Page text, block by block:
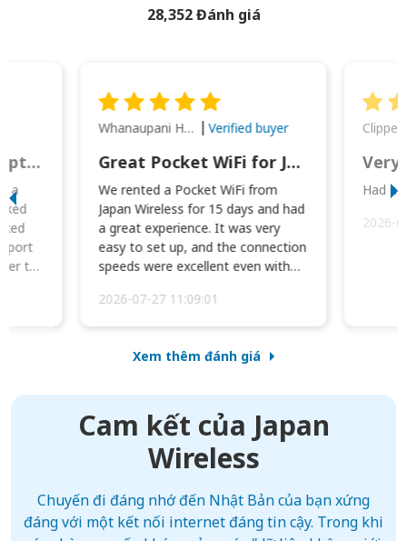
28,352 Đánh giá
This was wonderful option to a family of four. Everything worked smoothly.
a
to
Whanaupani Henry Joseph Macown Verified buyer
Great Pocket WiFi for Japan Travel
We rented a Pocket WiFi from
Japan Wireless for 15 days and had
a great experience. It was very
easy to set up, and the connection
speeds were excellent even with
2026-07-27 11:09:01
Very
Had
2026-
Xem thêm đánh giá
Cam kết của Japan
Wireless
Chuyến đi đáng nhớ đến Nhật Bản của bạn xứng
đáng với một kết nối internet đáng tin cậy. Trong khi